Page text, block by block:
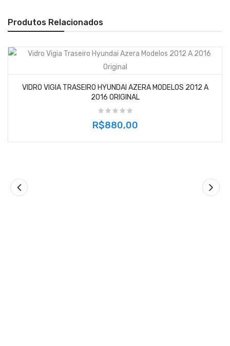
Produtos Relacionados
VIDRO VIGIA TRASEIRO HYUNDAI AZERA MODELOS 2012 A
2016 ORIGINAL
R$880,00